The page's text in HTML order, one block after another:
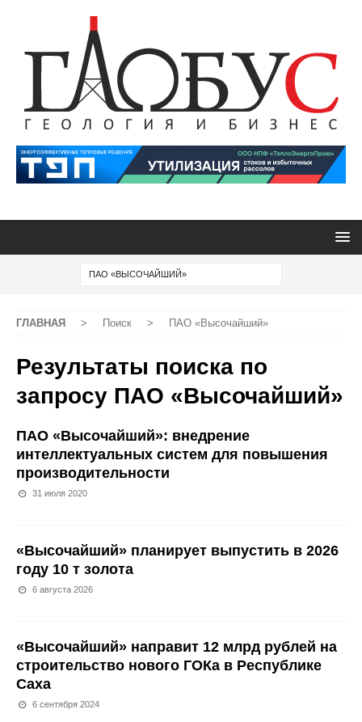
ГЛАВНАЯ > Поиск > ПАО «Высочайший»
Результаты поиска по
запросу ПАО «Высочайший»
ПАО «Высочайший»: внедрение
интеллектуальных систем для повышения
производительности
31 июля 2020
«Высочайший» планирует выпустить в 2026
году 10 т золота
6 августа 2026
«Высочайший» направит 12 млрд рублей на
строительство нового ГОКа в Республике
Саха
6 сентября 2024